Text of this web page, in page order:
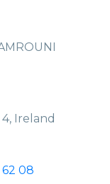
Ireland
08